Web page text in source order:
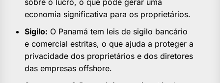
sobre o lucro, o que pode gerar uma
economia significativa para os proprietários.
Sigilo: O Panamá tem leis de sigilo bancário
e comercial estritas, o que ajuda a proteger a
privacidade dos proprietários e dos diretores
das empresas offshore.